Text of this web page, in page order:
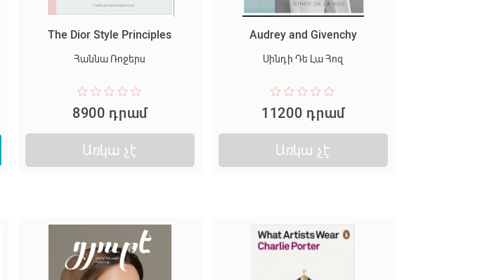
The Dior Style Principles
Հաննա Ռոջերս
8900 դրամ
Առկա չէ
Audrey and Givenchy
Սինդի Դե Լա Հոզ
11200 դրամ
Առկա չէ